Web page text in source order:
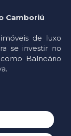
Camboriú
de luxo
se investir no
Balneário